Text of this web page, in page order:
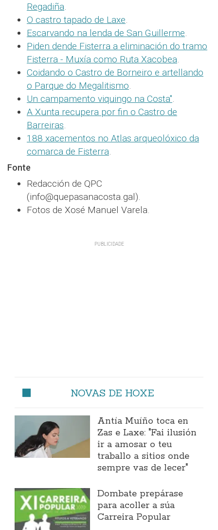
Regadiña.
O castro tapado de Laxe.
Escarvando na lenda de San Guillerme.
Piden dende Fisterra a eliminación do tramo
Fisterra - Muxía como Ruta Xacobea.
Coidando o Castro de Borneiro e artellando
o Parque do Megalitismo.
Un campamento viquingo na Costa".
A Xunta recupera por fin o Castro de
Barreiras.
188 xacementos no Atlas arqueolóxico da
comarca de Fisterra.
Fonte
Redacción de QPC
(info@quepasanacosta.gal).
Fotos de Xosé Manuel Varela.
NOVAS DE HOXE
Antía Muíño toca en
Zas e Laxe: "Fai ilusión
ir a amosar o teu
traballo a sitios onde
sempre vas de lecer"
Dombate prepárase
para acoller a súa
Carreira Popular